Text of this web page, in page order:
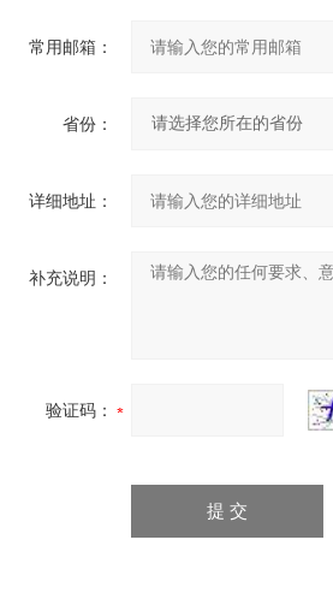
常用邮箱：
省份：
详细地址：
补充说明：
验证码：